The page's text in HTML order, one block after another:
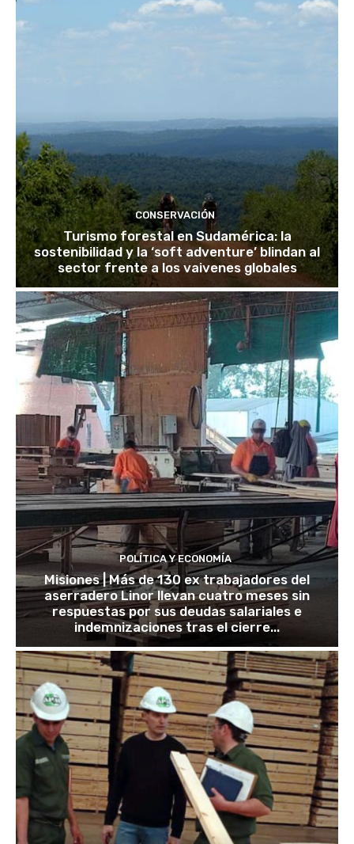
CONSERVACIÓN
Turismo forestal en Sudamérica: la
sostenibilidad y la ‘soft adventure’ blindan al
sector frente a los vaivenes globales
POLÍTICA Y ECONOMÍA
Misiones | Más de 130 ex trabajadores del
aserradero Linor llevan cuatro meses sin
respuestas por sus deudas salariales e
indemnizaciones tras el cierre...